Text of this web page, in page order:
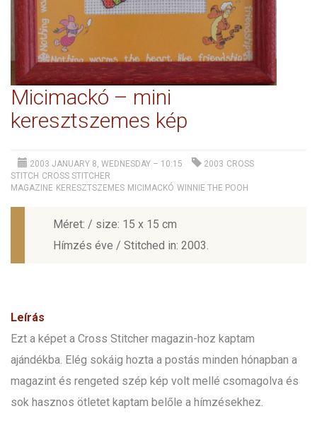
Micimackó – mini
keresztszemes kép
2003 JANUARY 8, WEDNESDAY – 10:15 2003 CROSS
STITCH CROSS STITCHER
MAGAZINE KERESZTSZEMES MICIMACKÓ WINNIE THE POOH
Méret: / size: 15 x 15 cm
Hímzés éve / Stitched in: 2003.
Leírás
Ezt a képet a Cross Stitcher magazin-hoz kaptam
ajándékba. Elég sokáig hozta a postás minden hónapban a
magazint és rengeted szép kép volt mellé csomagolva és
sok hasznos ötletet kaptam belőle a hímzésekhez.